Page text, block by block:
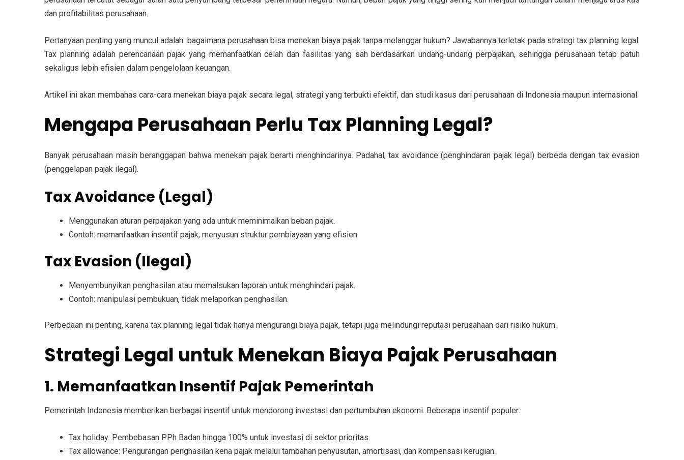
dan profitabilitas perusahaan.
Pertanyaan penting yang muncul adalah: bagaimana perusahaan bisa menekan biaya pajak tanpa melanggar hukum? Jawabannya terletak pada strategi tax planning legal.
Tax planning adalah perencanaan pajak yang memanfaatkan celah dan fasilitas yang sah berdasarkan undang-undang perpajakan, sehingga perusahaan tetap patuh
sekaligus lebih efisien dalam pengelolaan keuangan.
Artikel ini akan membahas cara-cara menekan biaya pajak secara legal, strategi yang terbukti efektif, dan studi kasus dari perusahaan di Indonesia maupun internasional.
Mengapa Perusahaan Perlu Tax Planning Legal?
Banyak perusahaan masih beranggapan bahwa menekan pajak berarti menghindarinya. Padahal,tax avoidance (penghindaran pajak legal) berbeda dengan tax evasion
(penggelapan pajak ilegal).
Tax Avoidance (Legal)
Menggunakan aturan perpajakan yang ada untuk meminimalkan beban pajak.
Contoh: memanfaatkan insentif pajak, menyusun struktur pembiayaan yang efisien.
Tax Evasion (Ilegal)
Menyembunyikan penghasilan atau memalsukan laporan untuk menghindari pajak.
Contoh: manipulasi pembukuan, tidak melaporkan penghasilan.
Perbedaan ini penting, karena tax planning legal tidak hanya mengurangi biaya pajak, tetapi juga melindungi reputasi perusahaan dari risiko hukum.
Strategi Legal untuk Menekan Biaya Pajak Perusahaan
1. Memanfaatkan Insentif Pajak Pemerintah
Pemerintah Indonesia memberikan berbagai insentif untuk mendorong investasi dan pertumbuhan ekonomi. Beberapa insentif populer:
Tax holiday: Pembebasan PPh Badan hingga 100% untuk investasi di sektor prioritas.
Tax allowance: Pengurangan penghasilan kena pajak melalui tambahan penyusutan, amortisasi, dan kompensasi kerugian.